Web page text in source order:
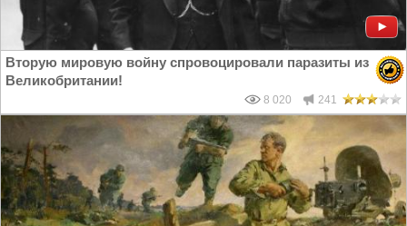
Вторую мировую войну спровоцировали паразиты из
Великобритании!
8 020 241